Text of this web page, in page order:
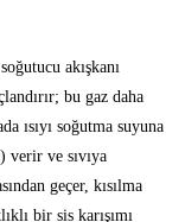
akışkanı
bu gaz daha
ısıyı soğutma suyuna
verir ve sıvıya
geçer, kısılma
bir sis karışımı